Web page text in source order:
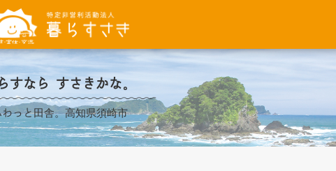
すなら すさきかな。
っと田舎。高知県須崎市